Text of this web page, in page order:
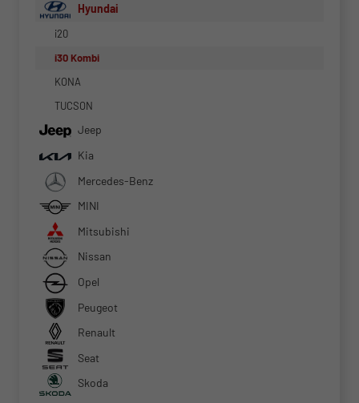
Hyundai
i20
i30 Kombi
KONA
TUCSON
Jeep
Kia
Mercedes-Benz
MINI
Mitsubishi
Nissan
Opel
Peugeot
Renault
Seat
Skoda